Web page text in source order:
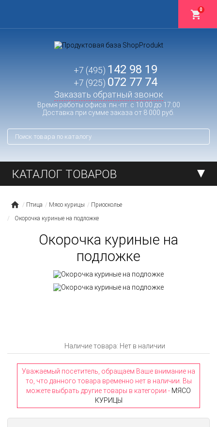
0
+7 (495) 142 98 19
+7 (925) 072 77 74
Заказать обратный звонок
Время работы офиса: пн.-пт. с 10:00 до 17:00
Доставка при сумме заказа от 8 000 руб.
КАТАЛОГ ТОВАРОВ
Птица Мясо курицы
Приосколье
Окорочка куриные на подложке
Окорочка куриные на
подложке
Наличие товара: Нет в наличии
Уважаемый посетитель, обращаем Ваше внимание на
то, что данного товара временно нет в наличии. Вы
можете выбрать другие товары в категории - МЯСО
КУРИЦЫ